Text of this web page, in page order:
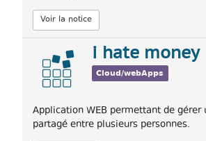
Voir la notice
i hate money
Cloud/webApps
Application WEB permettant de gérer
partagé entre plusieurs personnes.